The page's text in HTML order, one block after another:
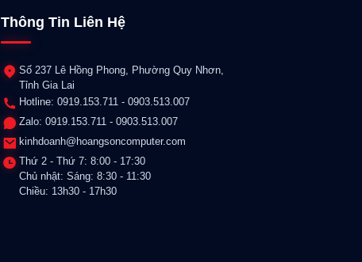
Thông Tin Liên Hệ
Số 237 Lê Hồng Phong, Phường Quy Nhơn,
Tỉnh Gia Lai
Hotline: 0919.153.711 - 0903.513.007
Zalo: 0919.153.711 - 0903.513.007
kinhdoanh@hoangsoncomputer.com
Thứ 2 - Thứ 7: 8:00 - 17:30
Chủ nhật: Sáng: 8:30 - 11:30
Chiều: 13h30 - 17h30